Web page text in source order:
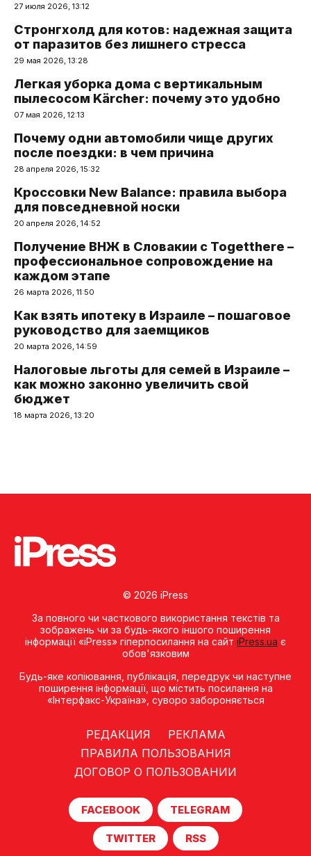
27 июля 2026, 13:12
Стронгхолд для котов: надежная защита
от паразитов без лишнего стресса
29 мая 2026, 13:28
Легкая уборка дома с вертикальным
пылесосом Kärcher: почему это удобно
07 мая 2026, 12:13
Почему одни автомобили чище других
после поездки: в чем причина
28 апреля 2026, 15:32
Кроссовки New Balance: правила выбора
для повседневной носки
20 апреля 2026, 14:52
Получение ВНЖ в Словакии с Togetthere –
профессиональное сопровождение на
каждом этапе
26 марта 2026, 11:50
Как взять ипотеку в Израиле – пошаговое
руководство для заемщиков
20 марта 2026, 14:59
Налоговые льготы для семей в Израиле –
как можно законно увеличить свой
бюджет
18 марта 2026, 13:20
© 2026 iPress
За повного чи часткового використання текстів та
зображень чи за будь-якого іншого поширення
інформації «iPress» гіперпосилання на сайт iPress.ua є
обов'язковим
Будь-яке копiювання, публiкацiя, передрук чи наступне
поширення iнформацiї, що мiстить посилання на
«Iнтерфакс-Україна», суворо забороняється
РЕДАКЦИЯ
РЕКЛАМА
ПРАВИЛА ПОЛЬЗОВАНИЯ
ДОГОВОР О ПОЛЬЗОВАНИИ
FACEBOOK TELEGRAM
TWITTER RSS